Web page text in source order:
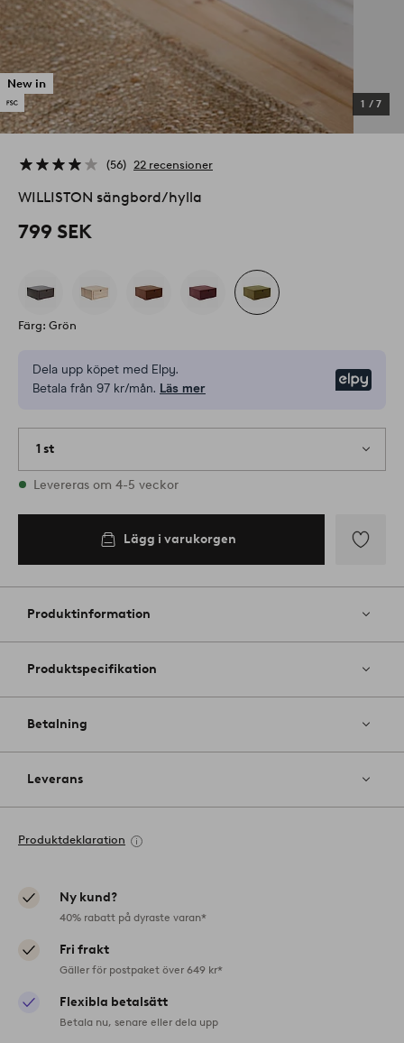
New in
1 / 7
56 22 recensioner
WILLISTON sängbord/hylla
799 SEK
Färg: Grön
Dela upp köpet med Elpy.
Betala från 97 kr/mån. Läs mer
1 st
I lager
Levereras om 4-5 veckor
Lägg i varukorgen
till
favoriter
Produktinformation
Produktspecifikation
Betalning
Leverans
Produktdeklaration
Ny kund?
40% rabatt på dyraste varan*
Fri frakt
Gäller för postpaket över 649 kr*
Flexibla betalsätt
Betala nu, senare eller dela upp